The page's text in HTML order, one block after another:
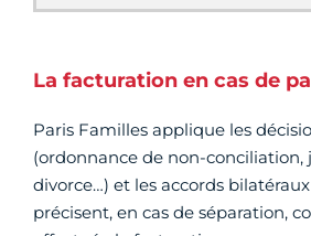
La facturation en cas de
Paris Familles applique les
(ordonnance de non-
divorce…) et les accords
précisent, en cas de séparation,